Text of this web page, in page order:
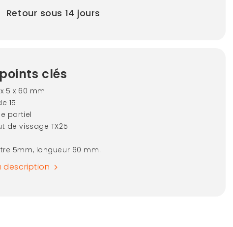
Retour sous 14 jours
clés
5 x 60 mm
15
partiel
de vissage TX25
5mm, longueur 60 mm.
description